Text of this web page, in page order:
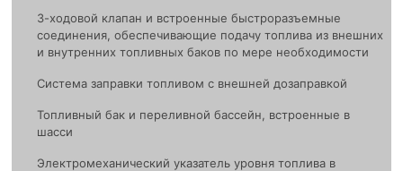
3-ходовой клапан и встроенные быстроразъемные
соединения, обеспечивающие подачу топлива из внешних
и внутренних топливных баков по мере необходимости
Система заправки топливом с внешней дозаправкой
Топливный бак и переливной бассейн, встроенные в
шасси
Электромеханический указатель уровня топлива в